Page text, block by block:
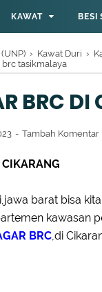
KAWAT BESI
› Kawat Duri ›
brc tasikmalaya
BRC DI
Tambah Komentar
barat bisa
kawasan
BRC ,di